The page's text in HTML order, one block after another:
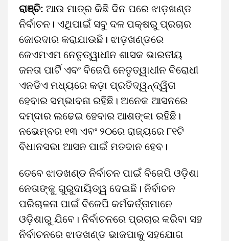
ରାଞ୍ଚି: ଆଉ ମାତ୍ର କିଛି ଦିନ ପରେ ଝାଡ଼ଖଣ୍ଡ
ନିର୍ବାଚନ। ଏଥିପାଇଁ ସବୁ ଦଳ ପକ୍ଷରୁ ପ୍ରଚାର
ଜୋରଦାର କରାଯାଉଛି। ଝାଡ଼ଖଣ୍ଡରେ
ଜେଏମଏମ ନେତୃତ୍ୱାଧୀନ ଶାସକ ଭାରତୀୟ
ଜନତା ପାର୍ଟି ଏବଂ ବିଜେପି ନେତୃତ୍ୱାଧୀନ ବିରୋଧୀ
ଏନଡିଏ ମଧ୍ୟରେ କଡ଼ା ପ୍ରତିଦ୍ୱନ୍ଦ୍ୱିତା
ହେବାର ସମ୍ଭାବନା ରହିଛି। ଅନେକ ଆସନରେ
ଦମ୍‌ଦାର ଲଢେଇ ହେବାର ଆଶଙ୍କା ରହିଛି।
ନଭେମ୍ବର ୧୩ ଏବଂ ୨୦ରେ ରାଜ୍ୟରେ ୮୧ଟି
ବିଧାନସଭା ଆସନ ପାଇଁ ମତଦାନ ହେବ।
ତେବେ ଝାଡଖଣ୍ଡ ନିର୍ବାଚନ ପାଇଁ ବିଜେପି ଓଡ଼ିଶା
ନେତାଙ୍କୁ ଗୁରୁଦାୟିତ୍ୱ ଦେଇଛି। ନିର୍ବାଚନ
ପରିଚାଳନା ପାଇଁ ବିଜେପି କର୍ମକର୍ତ୍ତାମାନେ
ଓଡ଼ିଶାରୁ ଯିବେ। ନିର୍ବାଚନରେ ପ୍ରଚାର କରିବା ସହ
ନିର୍ବାଚନରେ ଝାଡଖଣ୍ଡ ଭାଜପାକୁ ସହଯୋଗ